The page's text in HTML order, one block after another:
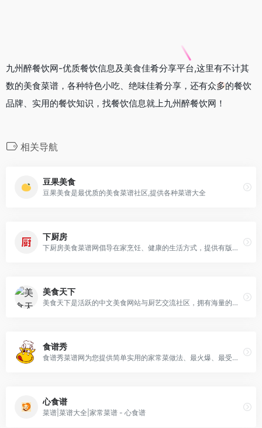
九州醉餐饮网-优质餐饮信息及美食佳肴分享平台,这里有不计其
数的美食菜谱，各种特色小吃、绝味佳肴分享，还有众多的餐饮
品牌、实用的餐饮知识，找餐饮信息就上九州醉餐饮网！
相关导航
豆果美食
豆果美食是最优质的美食菜谱社区,提供各种菜谱大全
下厨房
下厨房美食菜谱网倡导在家烹饪、健康的生活方式，提供有版权的实用菜谱做法与饮食知识，提供厨师和美食爱好者一个记录、分享的平台。
美食天下
美食天下是活跃的中文美食网站与厨艺交流社区，拥有海量的优质原创美食菜谱，聚集超千万美食家。
食谱秀
食谱秀菜谱网为您提供简单实用的家常菜做法、最火爆、最受欢迎的家常菜谱,特色菜谱等
心食谱
菜谱|菜谱大全|家常菜谱 - 心食谱